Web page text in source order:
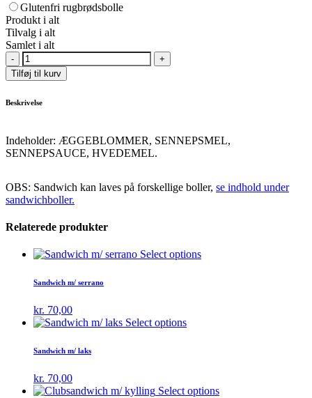
Glutenfri rugbrødsbolle
Produkt i alt
Tilvalg i alt
Samlet i alt
Sandwich
m/
kylling
Tilføj til kurv
Beskrivelse
Indeholder: ÆGGEBLOMMER, SENNEPSMEL,
SENNEPSAUCE, HVEDEMEL.
OBS: Sandwich kan laves på forskellige boller, se indhold under
sandwichboller.
Relaterede produkter
Select options
Sandwich m/ serrano
kr. 70,00
Select options
Sandwich m/ laks
kr. 70,00
Select options